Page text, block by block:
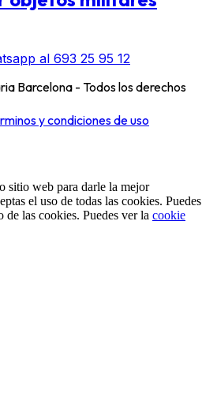
al 693 25 95 12
Barcelona - Todos los derechos
y condiciones de uso
sitio web para darle la mejor
el uso de todas las cookies. Puedes
las cookies. Puedes ver la cookie